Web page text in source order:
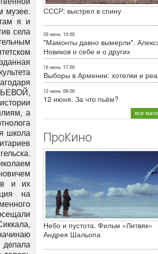
СССР: выстрел в спину
29 июнь 10:00
"Мамонты давно вымерли".
Новиков о себе и о других
16 июнь 17:00
Выборы в Армении: хотелки и
12 июнь 09:00
12 июня. За что пьём?
все
ПроКино
Небо и пустота. Фильм «Литвяк»
Андрея Шальопа